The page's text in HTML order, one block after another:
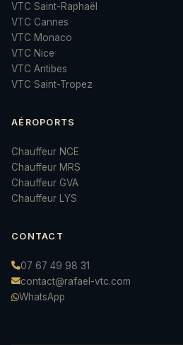
VTC Saint-Raphaël
VTC Cannes
VTC Monaco
VTC Nice
VTC Antibes
VTC Saint-Tropez
AÉROPORTS
Chauffeur NCE
Chauffeur MRS
Chauffeur GVA
Chauffeur LYS
CONTACT
07 67 49 98 31
contact@rafael-vtc.com
WhatsApp